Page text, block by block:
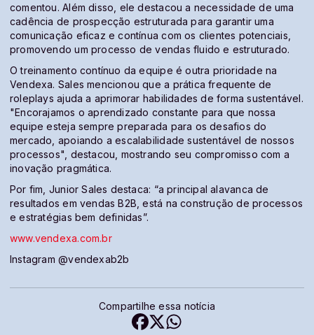
comentou. Além disso, ele destacou a necessidade de uma
cadência de prospecção estruturada para garantir uma
comunicação eficaz e contínua com os clientes potenciais,
promovendo um processo de vendas fluido e estruturado.
O treinamento contínuo da equipe é outra prioridade na
Vendexa. Sales mencionou que a prática frequente de
roleplays ajuda a aprimorar habilidades de forma sustentável.
"Encorajamos o aprendizado constante para que nossa
equipe esteja sempre preparada para os desafios do
mercado, apoiando a escalabilidade sustentável de nossos
processos", destacou, mostrando seu compromisso com a
inovação pragmática.
Por fim, Junior Sales destaca: “a principal alavanca de
resultados em vendas B2B, está na construção de processos
e estratégias bem definidas”.
www.vendexa.com.br
Instagram @vendexab2b
Compartilhe essa notícia